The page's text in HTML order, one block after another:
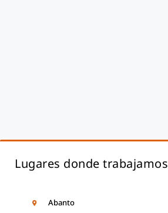
Lugares donde trabajamos
Abanto